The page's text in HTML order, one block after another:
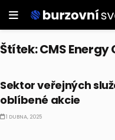
Štítek:CMS
Sektor veřejných
oblíbené akcie
1 DUBNA, 2025